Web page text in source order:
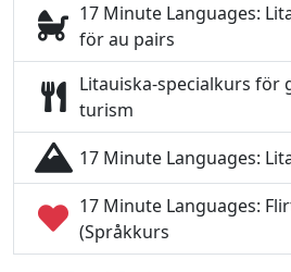
17 Minute Languages:
för au pairs
Litauiska-specialkurs för
turism
17 Minute Languages:
17 Minute Languages:
(Språkkurs